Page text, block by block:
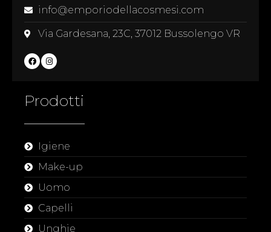
info@emporiodellacosmesi.com
Via Gardesana, 23C, 37012 Bussolengo VR
Prodotti
Igiene
Make-up
Uomo
Capelli
Unghie